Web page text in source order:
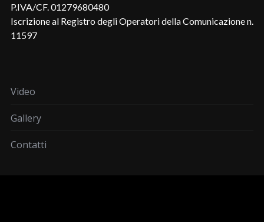
P.IVA/CF. 01279680480
Iscrizione al Registro degli Operatori della Comunicazione n.
11597
Video
Gallery
Contatti